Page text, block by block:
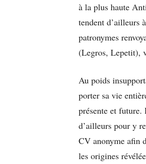
à la plus haute
tendent d’ailleurs
patronymes
(Legros, Lepetit),
Au poids
porter sa vie
présente et
d’ailleurs pour y
CV anonyme afin
les origines